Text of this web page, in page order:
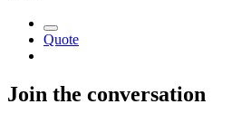
Quote
Join the conversation